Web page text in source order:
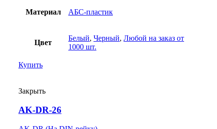
Материал АБС-пластик
Цвет
Белый, Черный, Любой на заказ от
1000 шт.
Купить
Закрыть
AK-DR-26